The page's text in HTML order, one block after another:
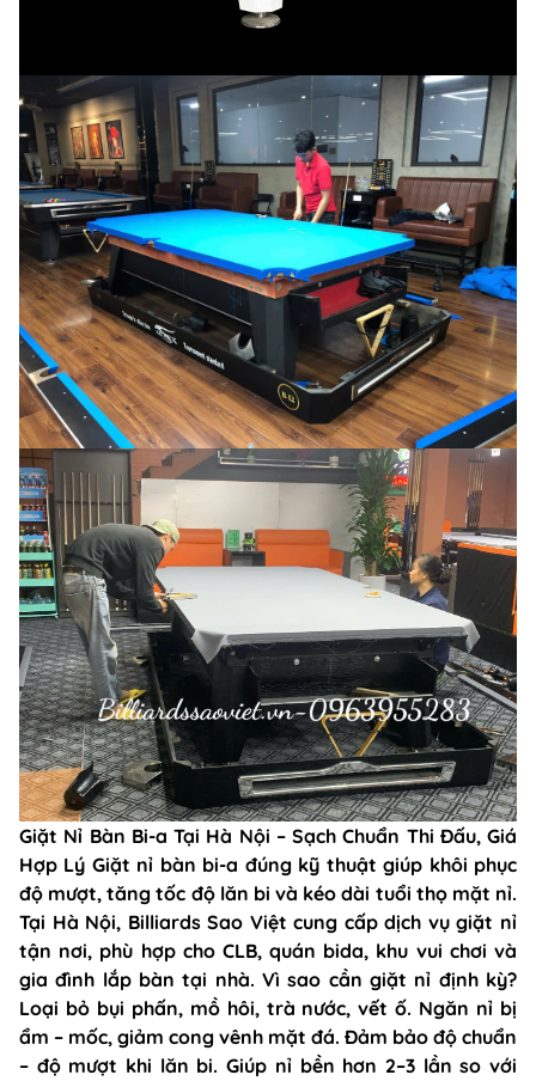
Giặt Nỉ Bàn Bi-a Tại Hà Nội – Sạch Chuẩn Thi Đấu, Giá
Hợp Lý Giặt nỉ bàn bi-a đúng kỹ thuật giúp khôi phục
độ mượt, tăng tốc độ lăn bi và kéo dài tuổi thọ mặt nỉ.
Tại Hà Nội, Billiards Sao Việt cung cấp dịch vụ giặt nỉ
tận nơi, phù hợp cho CLB, quán bida, khu vui chơi và
gia đình lắp bàn tại nhà. Vì sao cần giặt nỉ định kỳ?
Loại bỏ bụi phấn, mồ hôi, trà nước, vết ố. Ngăn nỉ bị
ẩm – mốc, giảm cong vênh mặt đá. Đảm bảo độ chuẩn
– độ mượt khi lăn bi. Giúp nỉ bền hơn 2–3 lần so với